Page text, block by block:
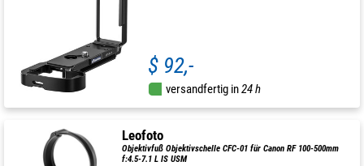
$ 92,-
versandfertig in24 h
Leofoto
Objektivfuß Objektivschelle CFC-01 für Canon RF 100-500mm
f:4.5-7.1 L IS USM